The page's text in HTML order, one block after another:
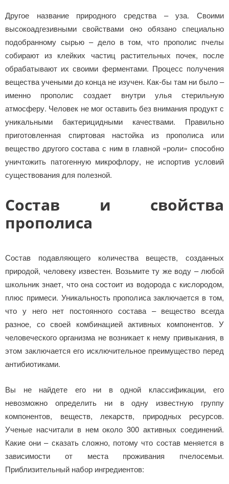
Другое название природного средства – уза. Своими
высокоадгезивными свойствами оно обязано специально
подобранному сырью – дело в том, что прополис пчелы
собирают из клейких частиц растительных почек, после
обрабатывают их своими ферментами. Процесс получения
вещества учеными до конца не изучен. Как-бы там ни было –
именно прополис создает внутри улья стерильную
атмосферу. Человек не мог оставить без внимания продукт с
уникальными бактерицидными качествами. Правильно
приготовленная спиртовая настойка из прополиса или
вещество другого состава с ним в главной «роли» способно
уничтожить патогенную микрофлору, не испортив условий
существования для полезной.
Состав и свойства
прополиса
Состав подавляющего количества веществ, созданных
природой, человеку известен. Возьмите ту же воду – любой
школьник знает, что она состоит из водорода с кислородом,
плюс примеси. Уникальность прополиса заключается в том,
что у него нет постоянного состава – вещество всегда
разное, со своей комбинацией активных компонентов. У
человеческого организма не возникает к нему привыкания, в
этом заключается его исключительное преимущество перед
антибиотиками.
Вы не найдете его ни в одной классификации, его
невозможно определить ни в одну известную группу
компонентов, веществ, лекарств, природных ресурсов.
Ученые насчитали в нем около 300 активных соединений.
Какие они – сказать сложно, потому что состав меняется в
зависимости от места проживания пчелосемьи.
Приблизительный набор ингредиентов: